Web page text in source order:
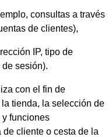
consultas a través
de clientes),
IP, tipo de
sesión).
con el fin de
tienda, la selección de
y funciones
cliente o cesta de la